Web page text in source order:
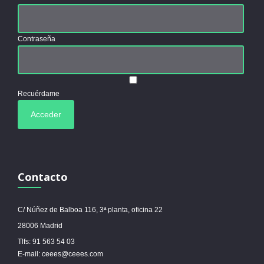
Contraseña
Recuérdame
Contacto
C/ Núñez de Balboa 116, 3ª planta, oficina 22
28006 Madrid
Tlfs: 91 563 54 03
E-mail: ceees@ceees.com